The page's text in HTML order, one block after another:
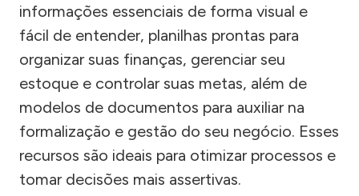
informações essenciais de forma visual e
fácil de entender, planilhas prontas para
organizar suas finanças, gerenciar seu
estoque e controlar suas metas, além de
modelos de documentos para auxiliar na
formalização e gestão do seu negócio. Esses
recursos são ideais para otimizar processos e
tomar decisões mais assertivas.